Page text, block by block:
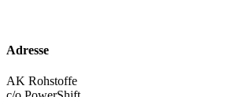
Adresse
AK Rohstoffe